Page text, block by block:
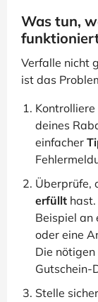
Was tun,
Verfalle nicht
ist das
deines
einfacher
Überprüfe,
erfüllt
Beispiel
oder eine
Die
Gutschein-
Stelle